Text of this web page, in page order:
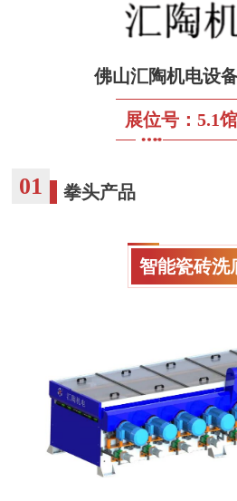
佛山汇陶机电设
展位号：5.1
01 拳头产品
智能瓷砖洗